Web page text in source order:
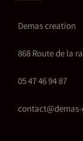
Demas creation
868 Route de la
05 47 46 94 87